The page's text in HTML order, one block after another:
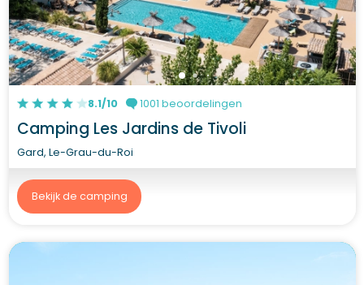
8.1/10 1001 beoordelingen
Camping Les Jardins de Tivoli
Gard, Le-Grau-du-Roi
Bekijk de camping